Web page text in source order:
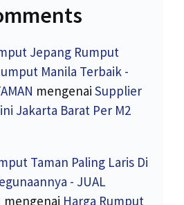
Jepang Rumput
Manila Terbaik -
mengenai Supplier
Jakarta Barat Per M2
Taman Paling Laris Di
- JUAL
mengenai Harga Rumput